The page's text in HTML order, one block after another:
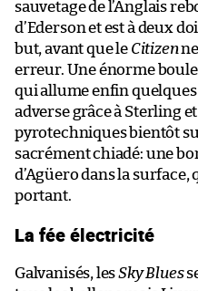
sauvetage de l’Anglais
d’Ederson et est à deux
but, avant que le Citizen
erreur. Une énorme
qui allume enfin
adverse grâce à Sterling
pyrotechniques bientôt
sacrément chiadé: une
d’Agüero dans la
portant.
La fée électricité
Galvanisés, lesSky Blues